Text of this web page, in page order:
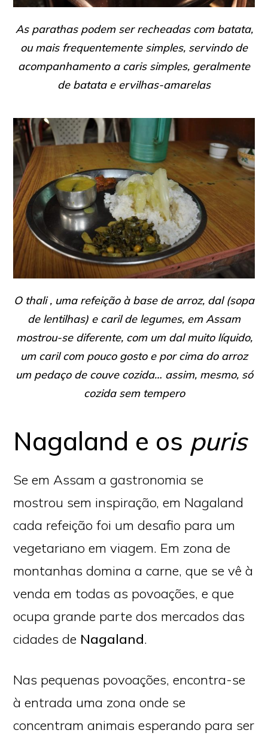
As parathas podem ser recheadas com batata,
ou mais frequentemente simples, servindo de
acompanhamento a caris simples, geralmente
de batata e ervilhas-amarelas
O thali , uma refeição à base de arroz, dal (sopa
de lentilhas) e caril de legumes, em Assam
mostrou-se diferente, com um dal muito líquido,
um caril com pouco gosto e por cima do arroz
um pedaço de couve cozida… assim, mesmo, só
cozida sem tempero
Nagaland e os puris
Se em Assam a gastronomia se
mostrou sem inspiração, em Nagaland
cada refeição foi um desafio para um
vegetariano em viagem. Em zona de
montanhas domina a carne, que se vê à
venda em todas as povoações, e que
ocupa grande parte dos mercados das
cidades de Nagaland.
Nas pequenas povoações, encontra-se
à entrada uma zona onde se
concentram animais esperando para ser